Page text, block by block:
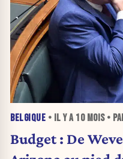
BELGIQUE • IL Y A 10 MOIS•
Budget : De